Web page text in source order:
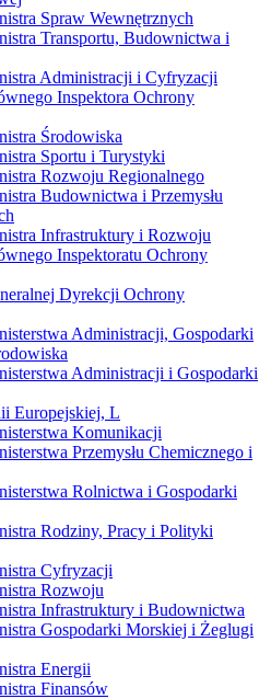
Spraw Wewnętrznych
Transportu, Budownictwa i
Administracji i Cyfryzacji
Inspektora Ochrony
Środowiska
Sportu i Turystyki
Rozwoju Regionalnego
Budownictwa i Przemysłu
Infrastruktury i Rozwoju
Inspektoratu Ochrony
Dyrekcji Ochrony
Administracji, Gospodarki
Administracji i Gospodarki
Europejskiej, L
Komunikacji
Przemysłu Chemicznego i
Rolnictwa i Gospodarki
Rodziny, Pracy i Polityki
Cyfryzacji
Rozwoju
Infrastruktury i Budownictwa
Gospodarki Morskiej i Żeglugi
Energii
Finansów